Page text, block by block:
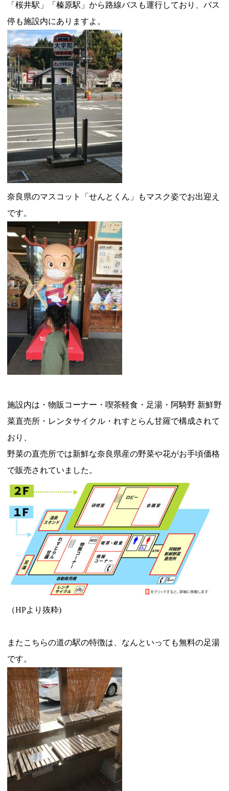
「桜井駅」「榛原駅」から路線バスも運行しており、バス
停も施設内にありますよ。
奈良県のマスコット「せんとくん」もマスク姿でお出迎え
です。
施設内は・物販コーナー・喫茶軽食・足湯・阿騎野 新鮮野
菜直売所・レンタサイクル・れすとらん甘羅で構成されて
おり、
野菜の直売所では新鮮な奈良県産の野菜や花がお手頃価格
で販売されていました。
（HPより抜粋)
またこちらの道の駅の特徴は、なんといっても無料の足湯
です。